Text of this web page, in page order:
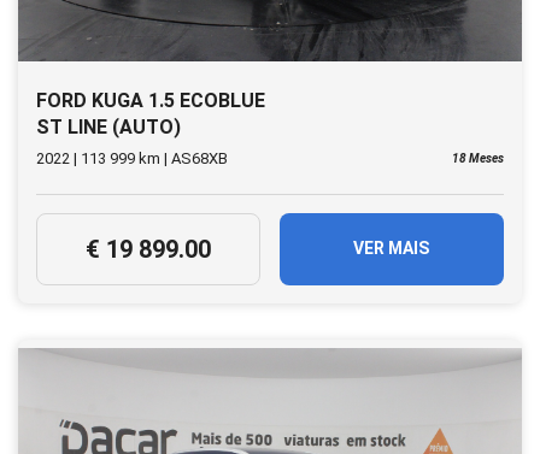
FORD KUGA 1.5 ECOBLUE
ST LINE (AUTO)
2022 | 113 999 km | AS68XB 18 Meses
€ 19 899.00 VER MAIS